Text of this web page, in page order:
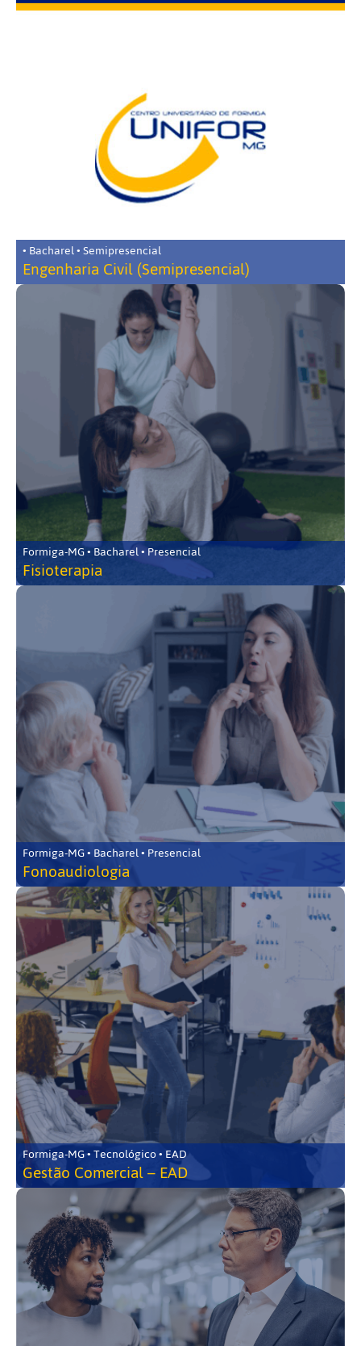
• Bacharel • Semipresencial
Engenharia Civil (Semipresencial)
Formiga-MG • Bacharel • Presencial
Fisioterapia
Formiga-MG • Bacharel • Presencial
Fonoaudiologia
Formiga-MG • Tecnológico • EAD
Gestão Comercial – EAD